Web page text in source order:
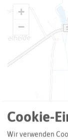
+
−
Cookie-
Wir verwenden